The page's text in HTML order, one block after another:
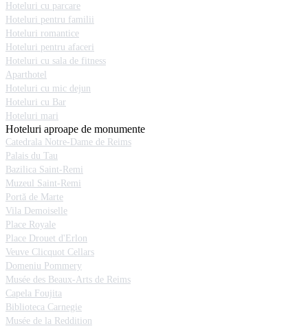
Hoteluri cu parcare
Hoteluri pentru familii
Hoteluri romantice
Hoteluri pentru afaceri
Hoteluri cu sala de fitness
Aparthotel
Hoteluri cu mic dejun
Hoteluri cu Bar
Hoteluri mari
Hoteluri aproape de monumente
Catedrala Notre-Dame de Reims
Palais du Tau
Bazilica Saint-Remi
Muzeul Saint-Remi
Portă de Marte
Vila Demoiselle
Place Royale
Place Drouet d'Erlon
Veuve Clicquot Cellars
Domeniu Pommery
Musée des Beaux-Arts de Reims
Capela Foujita
Biblioteca Carnegie
Musée de la Reddition